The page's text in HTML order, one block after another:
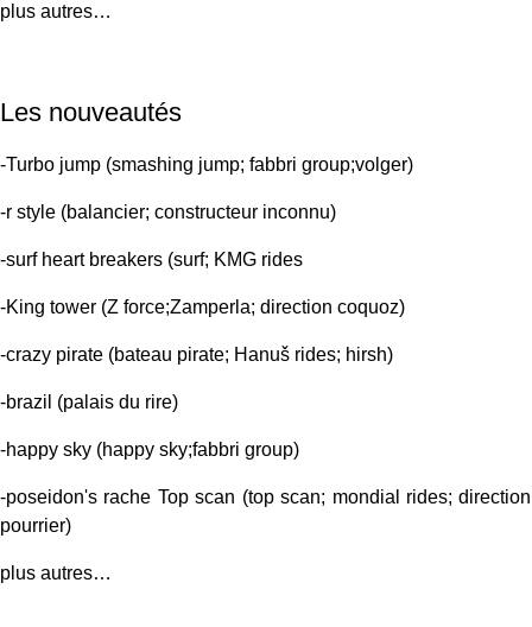
plus autres…
Les nouveautés
-Turbo jump (smashing jump; fabbri group;volger)
-r style (balancier; constructeur inconnu)
-surf heart breakers (surf; KMG rides
-King tower (Z force;Zamperla; direction coquoz)
-crazy pirate (bateau pirate; Hanuš rides; hirsh)
-brazil (palais du rire)
-happy sky (happy sky;fabbri group)
-poseidon's rache Top scan (top scan; mondial rides; direction
pourrier)
plus autres…